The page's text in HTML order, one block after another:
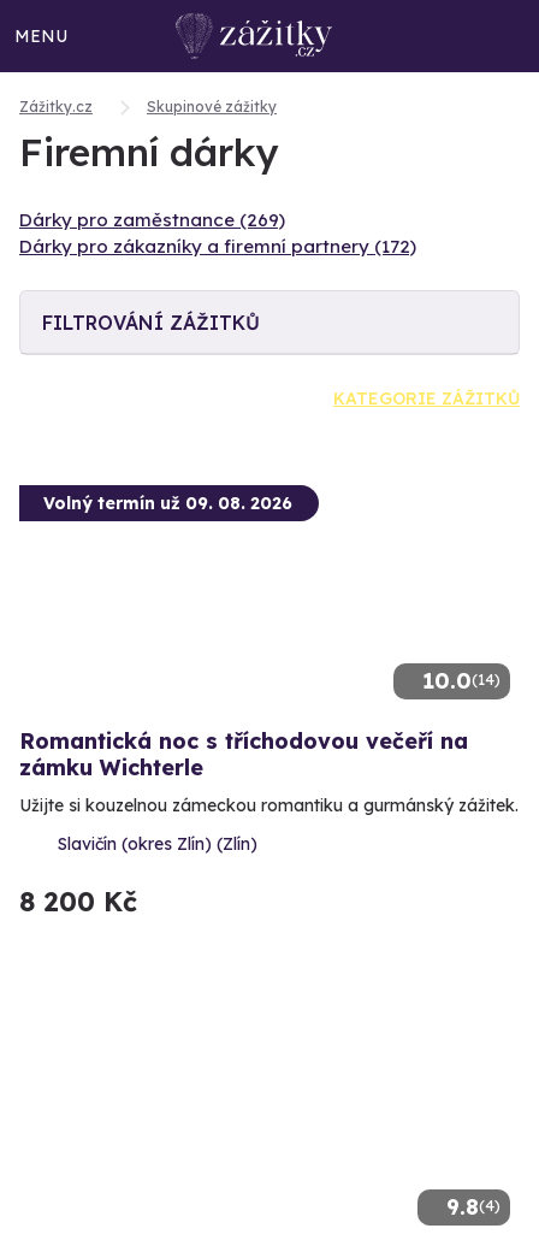
MENU
Zážitky.cz Skupinové zážitky
Firemní dárky
Dárky pro zaměstnance (269)
Dárky pro zákazníky a firemní partnery (172)
FILTROVÁNÍ ZÁŽITKŮ
KATEGORIE ZÁŽITKŮ
10.0(14)
Volný termín už 09. 08. 2026
Romantická noc s tříchodovou večeří na
zámku Wichterle
Užijte si kouzelnou zámeckou romantiku a gurmánský zážitek.
Slavičín (okres Zlín) (Zlín)
8 200 Kč
9.8(4)